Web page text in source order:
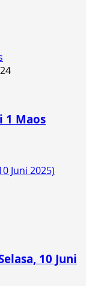
1 Maos
Juni 2025)
10 Juni